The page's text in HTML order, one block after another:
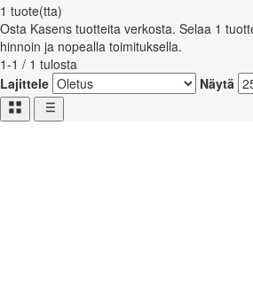
1 tuote(tta)
Osta Kasens tuotteita verkosta. Selaa 1
hinnoin ja nopealla toimituksella.
1-1 / 1 tulosta
Lajittele
Näytä